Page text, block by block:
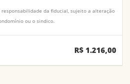
da fiducial, sujeito a alteração
ou o sindico.
R$ 1.216,00